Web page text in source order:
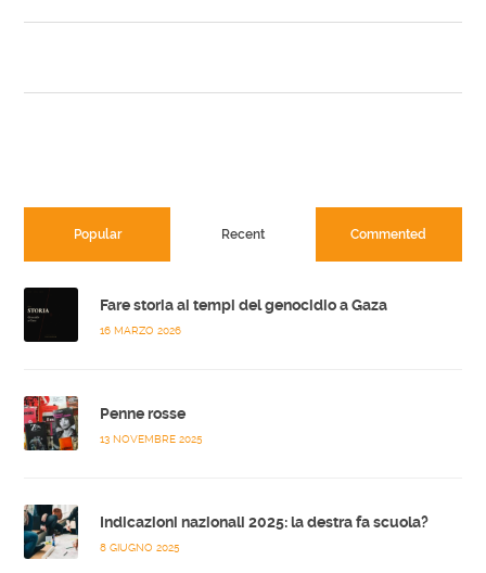
Popular Recent Commented
Fare storia ai tempi del genocidio a Gaza
16 MARZO 2026
Penne rosse
13 NOVEMBRE 2025
Indicazioni nazionali 2025: la destra fa scuola?
8 GIUGNO 2025